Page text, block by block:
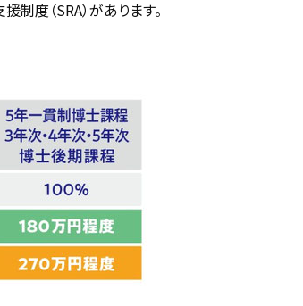
制度（SRA）があります。